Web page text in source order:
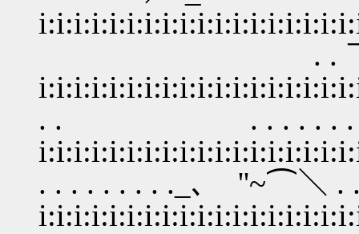
. . ￣￣.
. . . . . . . . . . .
. . . . . . . . ._､ ''~⌒＼ .